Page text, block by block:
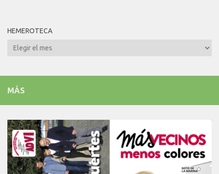
HEMEROTECA
Hemeroteca
MÁS